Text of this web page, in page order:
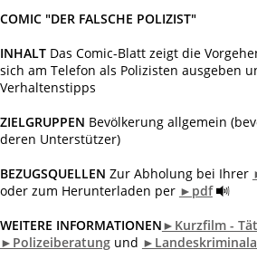
COMIC "DER FALSCHE POLIZIST"
INHALTDas Comic-Blatt zeigt die
sich am Telefon als Polizisten ausgeben
Verhaltenstipps
ZIELGRUPPEN Bevölkerung allgemein
deren Unterstützer)
BEZUGSQUELLEN Zur Abholung bei Ihrer
oder zum Herunterladen per ►pdf
WEITERE INFORMATIONEN►Kurzfilm -
►Polizeiberatungund